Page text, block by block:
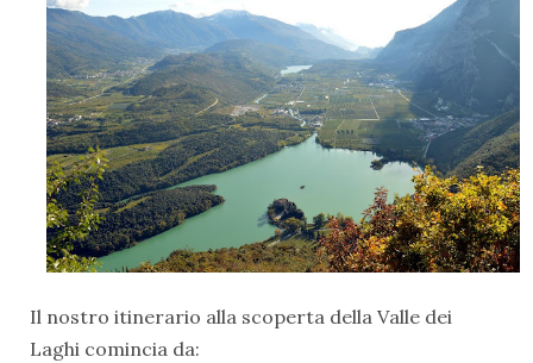
Il nostro itinerario alla scoperta della Valle dei
Laghi comincia da: